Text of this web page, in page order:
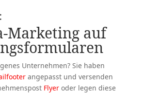
Marketing auf
Unternehmen? Sie haben
angepasst und versenden
Flyeroder legen diese